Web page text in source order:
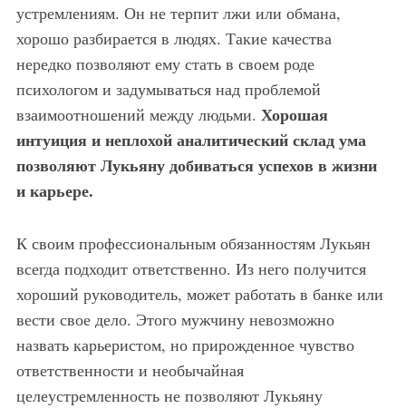
устремлениям. Он не терпит лжи или обмана,
хорошо разбирается в людях. Такие качества
нередко позволяют ему стать в своем роде
психологом и задумываться над проблемой
взаимоотношений между людьми. Хорошая
интуиция и неплохой аналитический склад ума
позволяют Лукьяну добиваться успехов в жизни
и карьере.
К своим профессиональным обязанностям Лукьян
всегда подходит ответственно. Из него получится
хороший руководитель, может работать в банке или
вести свое дело. Этого мужчину невозможно
назвать карьеристом, но прирожденное чувство
ответственности и необычайная
целеустремленность не позволяют Лукьяну